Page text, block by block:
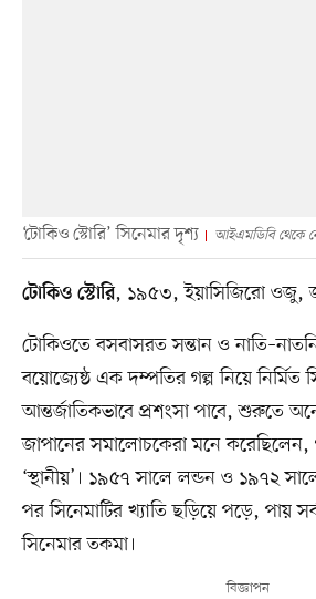
‘টোকিও স্টোরি’ সিনেমার দৃশ্য আইএমডিবি থেকে
টোকিও স্টোরি, ১৯৫৩, ইয়াসিজিরো ওজু,
টোকিওতে বসবাসরত সন্তান ও
বয়োজ্যেষ্ঠ এক দম্পতির গল্প নিয়ে নির্মিত
আন্তর্জাতিকভাবে প্রশংসা পাবে, শুরুতে
জাপানের সমালোচকেরা মনে করেছিলেন,
‘স্থানীয়’। ১৯৫৭ সালে লন্ডন ও ১৯৭২
পর সিনেমাটির খ্যাতি ছড়িয়ে পড়ে, পায়
সিনেমার তকমা।